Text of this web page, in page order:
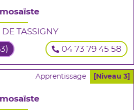
DE TASSIGNY
04 73 79 45 58
Apprentissage [Niveau 3]